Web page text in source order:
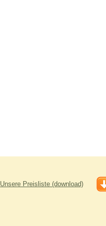
Unsere Preisliste (download)